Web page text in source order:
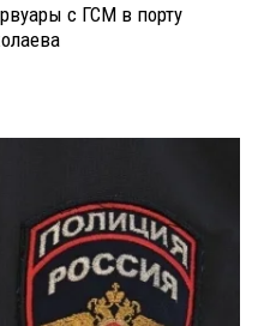
с ГСМ в порту